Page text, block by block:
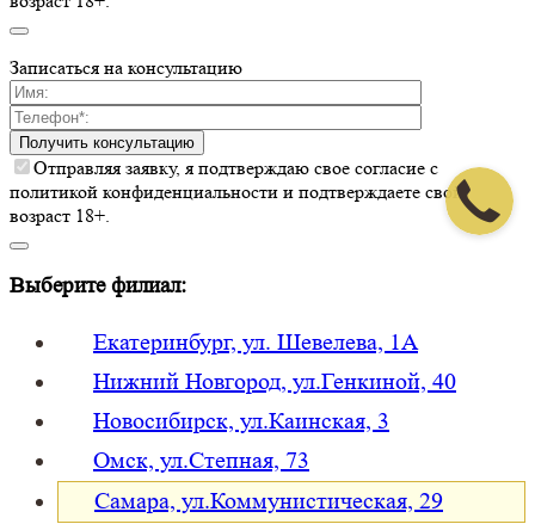
Записаться на консультацию
Получить консультацию
Отправляя заявку, я подтверждаю свое согласие с
политикой конфиденциальности и подтверждаете свой
возраст 18+.
Выберите филиал:
Екатеринбург, ул. Шевелева, 1А
Нижний Новгород, ул.Генкиной, 40
Новосибирск, ул.Каинская, 3
Омск, ул.Степная, 73
Самара, ул.Коммунистическая, 29